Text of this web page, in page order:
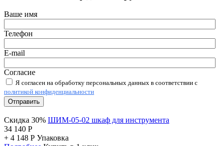
Ваше имя
Телефон
E-mail
Согласие
Я согласен на обработку персональных данных в соответствии с
политикой конфиденциальности
Отправить
Скидка 30% ШИМ-05-02 шкаф для инструмента
34 140 Р
+ 4 148 Р Упаковка